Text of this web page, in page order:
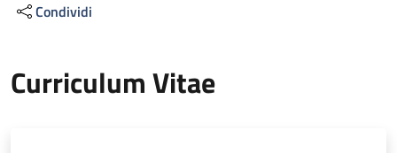
Condividi
Curriculum Vitae